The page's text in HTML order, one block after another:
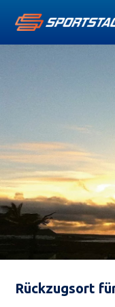
Rückzugsort